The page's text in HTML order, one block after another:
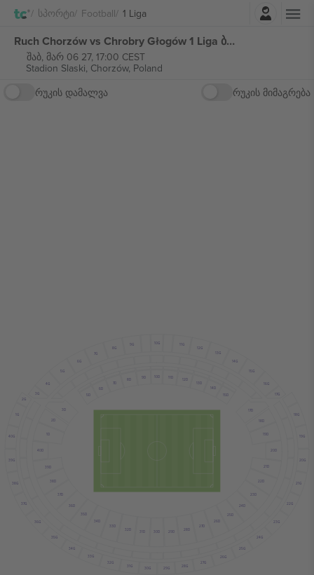
Სპორტი Football 1 Liga
Ruch Chorzów vs Chrobry Głogów 1 Liga ბილეთი
შაბ, მარ 06 27, 17:00 CEST
Stadion Slaski, Chorzów, Poland
რუკის დამალვა
რუკის მიმაგრება
1D
2D
3D
5D
6D
7D
8D 9D 10D 11D 12D
13D
14D
15D
17D
18D
19D
20D
21D
22D
23D
24D
25D
26D
27D
28D
29D
30D
31D
32D
33D
34D
35D
36D
37D
38D
39D
40D
1G
2G
3G
4G
5G
6G
7G
8G
9G 10G 11G
12G
13G
14G
15G
16G
17G
18G
19G
20G
21G
22G
23G
24G
25G
26G
27G
28G
29G
30G
31G
32G
33G
34G
35G
36G
37G
38G
39G
40G